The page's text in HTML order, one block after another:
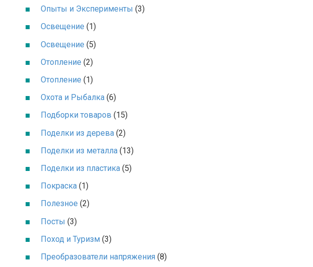
Опыты и Эксперименты (3)
Освещение (1)
Освещение (5)
Отопление (2)
Отопление (1)
Охота и Рыбалка (6)
Подборки товаров (15)
Поделки из дерева (2)
Поделки из металла (13)
Поделки из пластика (5)
Покраска (1)
Полезное (2)
Посты (3)
Поход и Туризм (3)
Преобразователи напряжения (8)